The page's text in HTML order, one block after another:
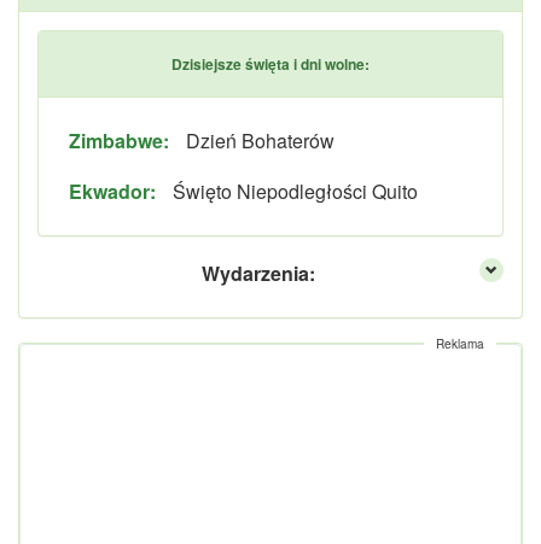
Dzisiejsze święta i dni wolne:
Zimbabwe:
Dzień Bohaterów
Ekwador:
Święto Niepodległości Quito
Wydarzenia:
Reklama